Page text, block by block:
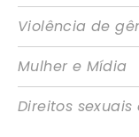
Violência de
Mulher e Mídia
Direitos